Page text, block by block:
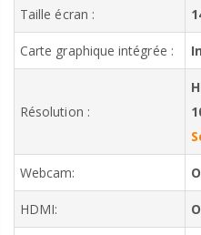
Taille écran :
Carte graphique intégrée :
Résolution :
Webcam:
HDMI: